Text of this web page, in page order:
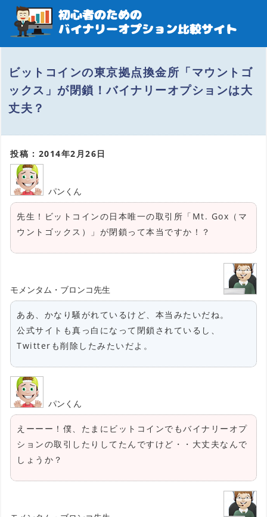
ビットコインの東京拠点換金所「マウントゴ
ックス」が閉鎖！バイナリーオプションは大
丈夫？
投稿 : 2014年2月26日
パンくん
先生！ビットコインの日本唯一の取引所「Mt. Gox（マ
ウントゴックス）」が閉鎖って本当ですか！？
モメンタム・ブロンコ先生
ああ、かなり騒がれているけど、本当みたいだね。
公式サイトも真っ白になって閉鎖されているし、
Twitterも削除したみたいだよ。
パンくん
えーーー！僕、たまにビットコインでもバイナリーオプ
ションの取引したりしてたんですけど・・大丈夫なんで
しょうか？